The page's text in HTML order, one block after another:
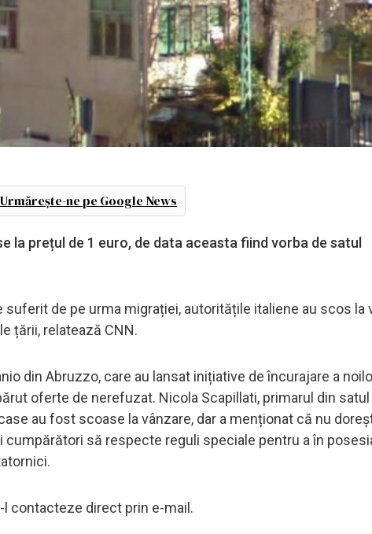
Urmărește-ne pe Google News
la prețul de 1 euro, de data aceasta fiind vorba de satul
de pe urma migrației, autoritățile italiene au scos la
țării, relatează CNN.
din Abruzzo, care au lansat inițiative de încurajare a
oferte de nerefuzat. Nicola Scapillati, primarul din satul
au fost scoase la vânzare, dar a menționat că nu
cumpărători să respecte reguli speciale pentru a în
contacteze direct prin e-mail.